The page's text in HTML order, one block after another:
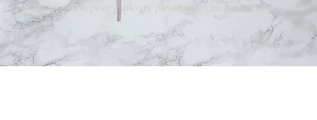
optimisation pour exploiter pleinement chaque mètre
carré.